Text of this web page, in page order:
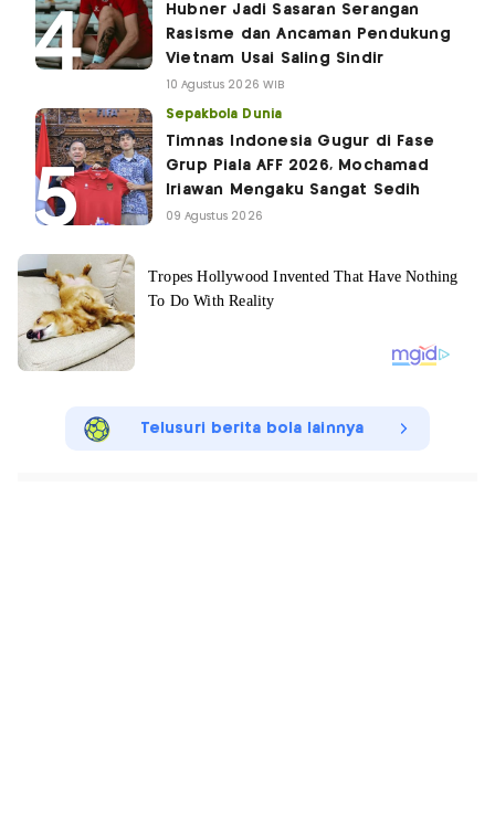
Hubner Jadi Sasaran Serangan
Rasisme dan Ancaman Pendukung
Vietnam Usai Saling Sindir
10 Agustus 2026 WIB
Sepakbola Dunia
Timnas Indonesia Gugur di Fase
Grup Piala AFF 2026, Mochamad
Iriawan Mengaku Sangat Sedih
09 Agustus 2026
Telusuri berita bola lainnya